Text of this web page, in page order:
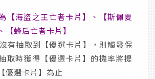
【海盜之王亡者卡片】、【斯佩夏
【蜂后亡者卡片】
有抽取到【優選卡片】，則觸發保
取時獲得【優選卡片】的機率將提
優選卡片】為止